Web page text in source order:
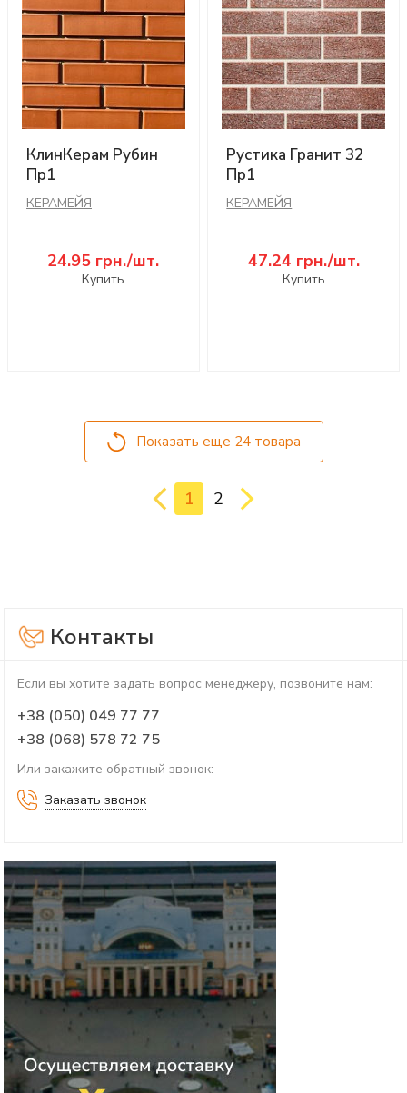
КлинКерам Рубин
Пр1
КЕРАМЕЙЯ
24.95 грн./шт.
Купить
Рустика Гранит 32
Пр1
КЕРАМЕЙЯ
47.24 грн./шт.
Купить
Показать еще 24 товара
1 2
Контакты
Если вы хотите задать вопрос менеджеру, позвоните нам:
+38 (050) 049 77 77
+38 (068) 578 72 75
Или закажите обратный звонок:
Заказать звонок